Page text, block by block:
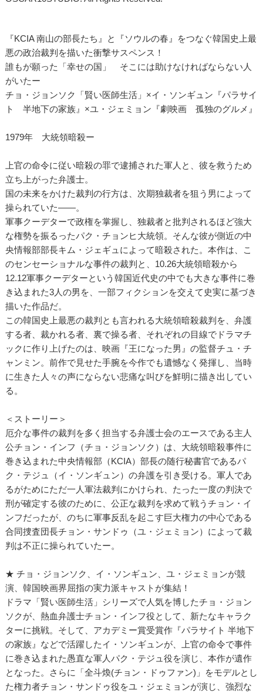
『KCIA 南山の部長たち』と『ソウルの春』をつなぐ韓国史上最
悪の政治裁判を描いた衝撃サスペンス！
誰もが願った「幸せの国」 そこには助けなければならない人
がいたー
チョ・ジョンソク「賢い医師生活」×イ・ソンギュン『パラサイ
ト 半地下の家族』×ユ・ジェミョン『劇映画 孤独のグルメ』
1979年 大統領暗殺ー
上官の命令に従い暗殺の罪で逮捕された軍人と、彼を救うため
立ち上がった弁護士。
国の未来をかけた裁判の行方は、次期独裁者を狙う男によって
操られていた――。
軍事クーデターで政権を掌握し、独裁者と批判されるほど強大
な権勢を振るったパク・チョンヒ大統領。そんな彼が側近の中
央情報部部長キム・ジェギュによって暗殺された。本作は、こ
のセンセーショナルな事件の裁判と、10.26大統領暗殺から
12.12軍事クーデターという韓国近代史の中でも大きな事件に巻
き込まれた3人の男を、一部フィクションを交えて史実に基づき
描いた作品だ。
この韓国史上最悪の裁判とも言われる大統領暗殺裁判を、弁護
する者、裁かれる者、裏で操る者、それぞれの目線でドラマチ
ックに作り上げたのは、映画『王になった男』の監督チュ・チ
ャンミン。前作で見せた手腕を今作でも遺憾なく発揮し、当時
に生きた人々の声にならない悲痛な叫びを鮮明に描き出してい
る。
＜ストーリー＞
厄介な事件の裁判を多く担当する弁護士会のエースである主人
公チョン・インフ（チョ・ジョンソク）は、大統領暗殺事件に
巻き込まれた中央情報部（KCIA）部長の随行秘書官であるパ
ク・テジュ（イ・ソンギュン）の弁護を引き受ける。軍人であ
るがためにただ一人軍法裁判にかけられ、たった一度の判決で
刑が確定する彼のために、公正な裁判を求めて戦うチョン・イ
ンフだったが、のちに軍事反乱を起こす巨大権力の中心である
合同捜査団長チョン・サンドゥ（ユ・ジェミョン）によって裁
判は不正に操られていたー。
★ チョ・ジョンソク、イ・ソンギュン、ユ・ジェミョンが競
演、韓国映画界屈指の実力派キャストが集結！
ドラマ「賢い医師生活」シリーズで人気を博したチョ・ジョン
ソクが、熱血弁護士チョン・インフ役として、新たなキャラク
ターに挑戦。そして、アカデミー賞受賞作『パラサイト 半地下
の家族』などで活躍したイ・ソンギュンが、上官の命令で事件
に巻き込まれた愚直な軍人パク・テジュ役を演じ、本作が遺作
となった。さらに「全斗煥(チョン・ドゥファン)」をモデルとし
た権力者チョン・サンドゥ役をユ・ジェミョンが演じ、強烈な